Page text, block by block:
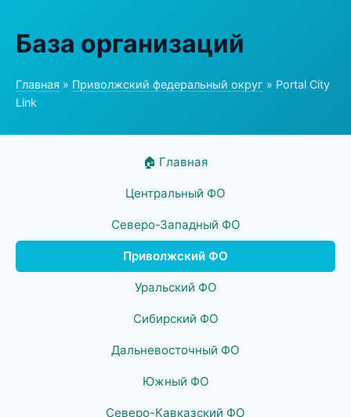
База организаций
Главная » Приволжский федеральный округ » Portal City
Link
🏠 Главная
Центральный ФО
Северо-Западный ФО
Приволжский ФО
Уральский ФО
Сибирский ФО
Дальневосточный ФО
Южный ФО
Северо-Кавказский ФО